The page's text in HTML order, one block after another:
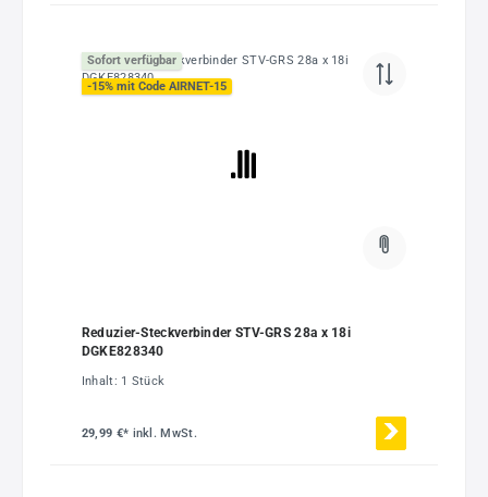
Sofort verfügbar
-15% mit Code AIRNET-15
Reduzier-Steckverbinder STV-GRS 28a x 18i
DGKE828340
Inhalt: 1 Stück
29,99 €* inkl. MwSt.